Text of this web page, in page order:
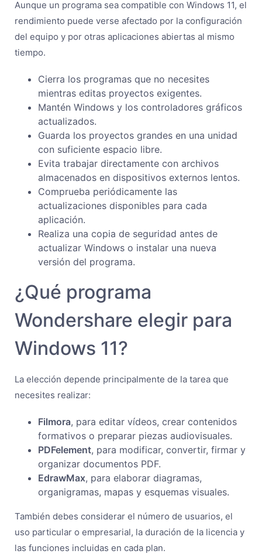
Aunque un programa sea compatible con Windows 11, el
rendimiento puede verse afectado por la configuración
del equipo y por otras aplicaciones abiertas al mismo
tiempo.
Cierra los programas que no necesites
mientras editas proyectos exigentes.
Mantén Windows y los controladores gráficos
actualizados.
Guarda los proyectos grandes en una unidad
con suficiente espacio libre.
Evita trabajar directamente con archivos
almacenados en dispositivos externos lentos.
Comprueba periódicamente las
actualizaciones disponibles para cada
aplicación.
Realiza una copia de seguridad antes de
actualizar Windows o instalar una nueva
versión del programa.
¿Qué programa
Wondershare elegir para
Windows 11?
La elección depende principalmente de la tarea que
necesites realizar:
Filmora, para editar vídeos, crear contenidos
formativos o preparar piezas audiovisuales.
PDFelement, para modificar, convertir, firmar y
organizar documentos PDF.
EdrawMax, para elaborar diagramas,
organigramas, mapas y esquemas visuales.
También debes considerar el número de usuarios, el
uso particular o empresarial, la duración de la licencia y
las funciones incluidas en cada plan.